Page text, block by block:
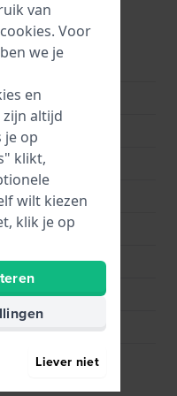
staal
staal
kroon
van
cookies. Voor
we je
en
altijd
je op
klikt,
wilt kiezen
klik je op
Liever niet